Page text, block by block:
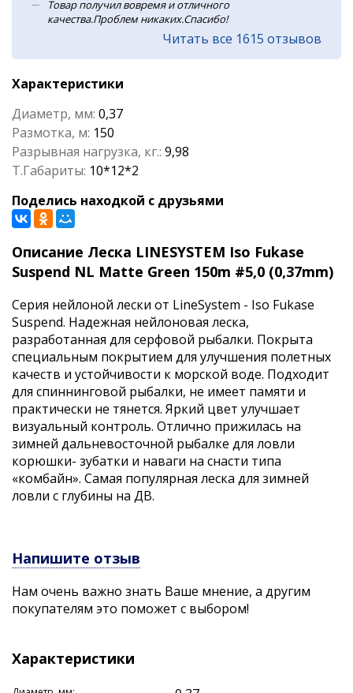
Товар получил вовремя и отличного
качества.Проблем никаких.Спасибо!
Читать все 1615 отзывов
Характеристики
Диаметр, мм: 0,37
Размотка, м: 150
Разрывная нагрузка, кг.: 9,98
Т.Габариты: 10*12*2
Поделись находкой с друзьями
Описание Леска LINESYSTEM Iso Fukase
Suspend NL Matte Green 150m #5,0 (0,37mm)
Серия нейлоной лески от LineSystem - Iso Fukase
Suspend. Надежная нейлоновая леска,
разработанная для серфовой рыбалки. Покрыта
специальным покрытием для улучшения полетных
качеств и устойчивости к морской воде. Подходит
для спиннинговой рыбалки, не имеет памяти и
практически не тянется. Яркий цвет улучшает
визуальный контроль. Отлично прижилась на
зимней дальневосточной рыбалке для ловли
корюшки- зубатки и наваги на снасти типа
«комбайн». Самая популярная леска для зимней
ловли с глубины на ДВ.
Напишите отзыв
Нам очень важно знать Ваше мнение, а другим
покупателям это поможет с выбором!
Характеристики